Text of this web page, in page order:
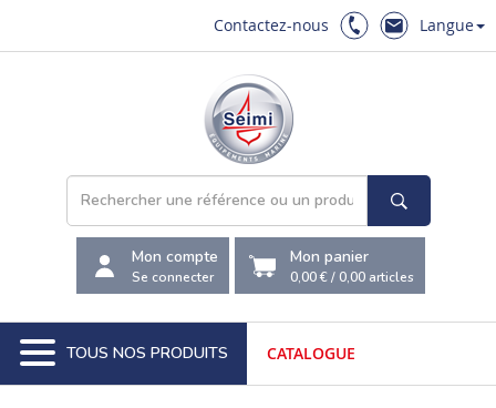
Contactez-nous Langue
Mon compte
Se connecter
Mon panier
0,00 €/0,00 articles
TOUS NOS PRODUITS CATALOGUE